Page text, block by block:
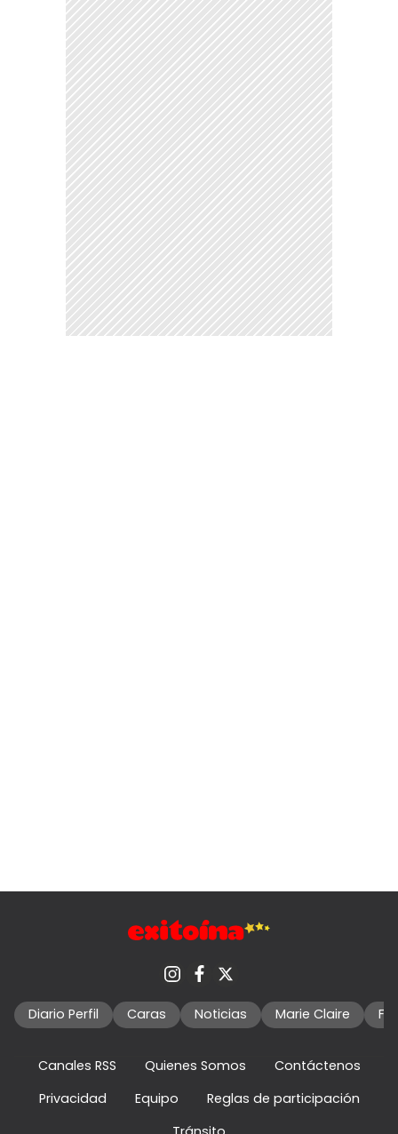
Diario Perfil Caras Noticias Marie Claire
Canales RSS Quienes Somos
Contáctenos
Privacidad
Equipo
Reglas de participación